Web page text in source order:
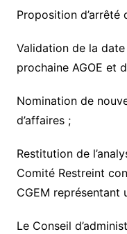
Proposition
Validation de la
prochaine AGOE et
Nomination de
d’affaires ;
Restitution de
Comité Restreint
CGEM représentant
Le Conseil